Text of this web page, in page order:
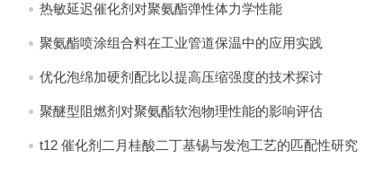
热敏延迟催化剂对聚氨酯弹性体力学性能
聚氨酯喷涂组合料在工业管道保温中的应用实践
优化泡绵加硬剂配比以提高压缩强度的技术探讨
聚醚型阻燃剂对聚氨酯软泡物理性能的影响评估​
t12 催化剂二月桂酸二丁基锡与发泡工艺的匹配性研究